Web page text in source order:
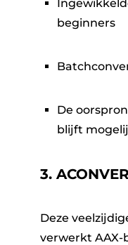
beginners
De
blijft
3.
Deze
verwerkt AAX-